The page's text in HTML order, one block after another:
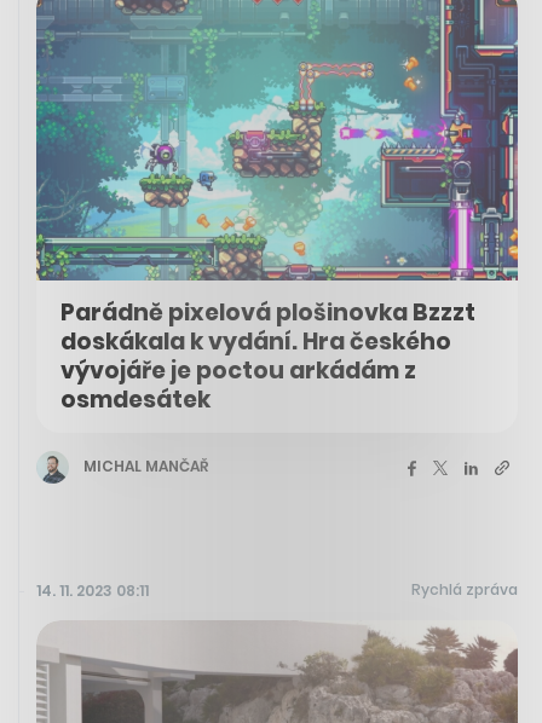
Parádně pixelová plošinovka Bzzzt
doskákala k vydání. Hra českého
vývojáře je poctou arkádám z
osmdesátek
MICHAL MANČAŘ
14. 11. 2023 08:11 Rychlá zpráva